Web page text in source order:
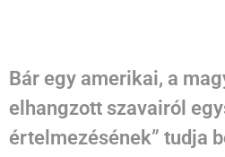
Bár egy amerikai, a
elhangzott szavairól
értelmezésének” tudja